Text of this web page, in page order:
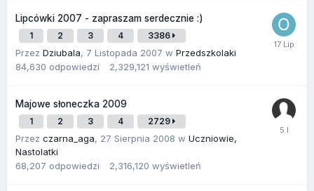
Lipcówki 2007 - zapraszam serdecznie :)
1 2 3 4 3386
Przez Dziubala, 7 Listopada 2007 w Przedszkolaki
84,630 odpowiedzi 2,329,121 wyświetleń
Majowe słoneczka 2009
1 2 3 4 2729
Przez czarna_aga, 27 Sierpnia 2008 w Uczniowie,
Nastolatki
68,207 odpowiedzi 2,316,120 wyświetleń